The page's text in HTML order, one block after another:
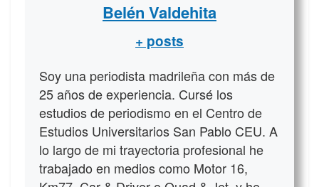
Belén Valdehita
+ posts
Soy una periodista madrileña con más de
25 años de experiencia. Cursé los
estudios de periodismo en el Centro de
Estudios Universitarios San Pablo CEU. A
lo largo de mi trayectoria profesional he
trabajado en medios como Motor 16,